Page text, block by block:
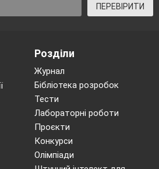
ПЕРЕВІРИТИ
Розділи
Журнал
Бібліотека розробок
Тести
Лабораторні роботи
Проєкти
Конкурси
Олімпіади